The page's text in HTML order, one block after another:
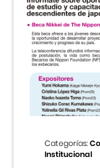
Categorías:
Institucional